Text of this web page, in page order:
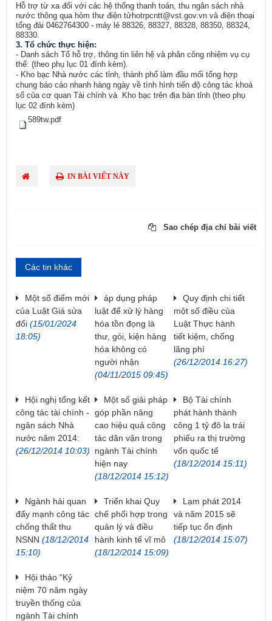
Hỗ trợ từ xa đối với các hệ thống thanh toán, thu ngân sách nhà
nước thông qua hòm thư điện tửhotrpcntt@vst.gov.vn và điện thoại
tổng đài 0462764300 - máy lẻ 88326, 88327, 88328, 88350, 88324,
88330.
3. Tổ chức thực hiện:
- Danh sách Tổ hỗ trợ, thông tin liên hệ và phân công nhiệm vụ cụ
thể: (theo phụ lục 01 đính kèm).
- Kho bạc Nhà nước các tỉnh, thành phố làm đầu mối tổng hợp
chung báo cáo nhanh hàng ngày về tình hình tiến độ công tác khoá
sổ của cơ quan Tài chính và Kho bạc trên địa bàn tỉnh (theo phụ
lục 02 đính kèm)
589tw.pdf
IN BÀI VIẾT NÀY
Sao chép địa chỉ bài viết
Các tin khác
Một số điểm mới
của Luật Giá sửa
đổi (15/01/2024
18:05)
áp dụng pháp
luật để xử lý hàng
hóa tồn đọng là
thư, gói, kiện hàng
hóa không có
người nhận
(04/11/2015 09:45)
Quy định chi tiết
một số điều của
Luật Thực hành
tiết kiệm, chống
lãng phí
(26/12/2014 16:27)
Hội nghị tổng kết
công tác tài chính -
ngân sách Nhà
nước năm 2014:
(26/12/2014 10:03)
Một số giải pháp
góp phần nâng
cao hiệu quả công
tác dân vận trong
ngành Tài chính
hiện nay
(18/12/2014 15:12)
Bộ Tài chính
phát hành thành
công 1 tỷ đô la trái
phiếu ra thị trường
vốn quốc tế
(18/12/2014 15:11)
Ngành hải quan
đẩy mạnh công tác
chống thất thu
NSNN (18/12/2014
15:10)
Triển khai Quy
chế phối hợp trong
quản lý và điều
hành kinh tế vĩ mô
(18/12/2014 15:09)
Lạm phát 2014
và năm 2015 sẽ
tiếp tục ổn định
(18/12/2014 15:07)
Hội thảo “Kỷ
niệm 70 năm ngày
truyền thống của
ngành Tài chính